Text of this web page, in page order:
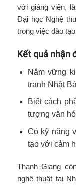
với giảng viên,
Đại học Nghệ
trong việc đào
Kết quả nhận
Nắm vững
tranh Nhật
Biết cách
tượng văn
Có kỹ năng
tạo với cảm
Thanh Giang
nghệ thuật tại